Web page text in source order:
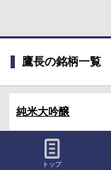
鷹長の銘柄一覧
純米大吟醸
純米吟醸
トップ